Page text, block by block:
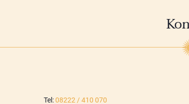
Tel:08222 / 410 070